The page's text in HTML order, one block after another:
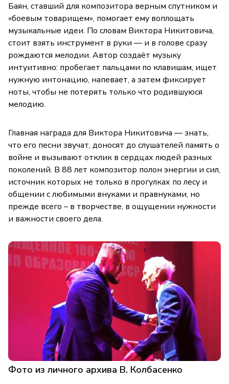
Баян, ставший для композитора верным спутником и
«боевым товарищем», помогает ему воплощать
музыкальные идеи. По словам Виктора Никитовича,
стоит взять инструмент в руки — и в голове сразу
рождаются мелодии. Автор создаёт музыку
интуитивно: пробегает пальцами по клавишам, ищет
нужную интонацию, напевает, а затем фиксирует
ноты, чтобы не потерять только что родившуюся
мелодию.
Главная награда для Виктора Никитовича — знать,
что его песни звучат, доносят до слушателей память о
войне и вызывают отклик в сердцах людей разных
поколений. В 88 лет композитор полон энергии и сил,
источник которых не только в прогулках по лесу и
общении с любимыми внуками и правнуками, но
прежде всего – в творчестве, в ощущении нужности
и важности своего дела.
Фото из личного архива В. Колбасенко